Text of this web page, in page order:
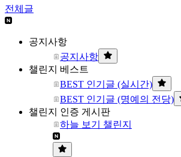
전체글
공지사항
공지사항
챌린지 베스트
BEST 인기글 (실시간)
BEST 인기글 (명예의 전당)
챌린지 인증 게시판
하늘 보기 챌린지